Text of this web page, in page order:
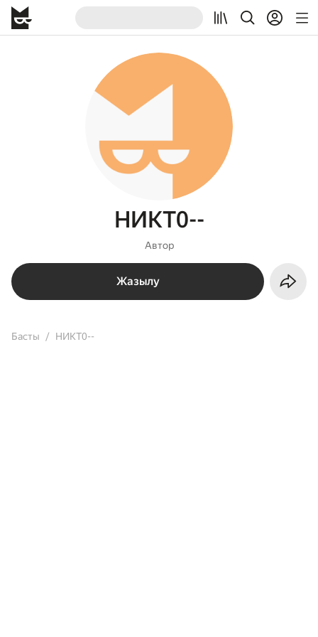
НИКТ0--
Автор
Жазылу
Басты НИКТ0--